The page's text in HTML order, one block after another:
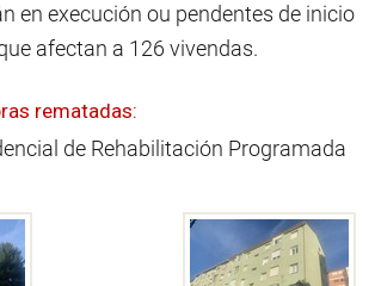
en execución ou pendentes de inicio
afectan a 126 vivendas.
rematadas:
de Rehabilitación Programada